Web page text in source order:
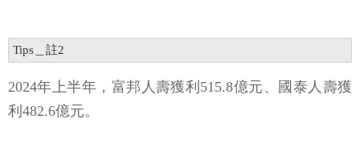
Tips＿註2
2024年上半年，富邦人壽獲利515.8億元、國泰人壽獲
利482.6億元。